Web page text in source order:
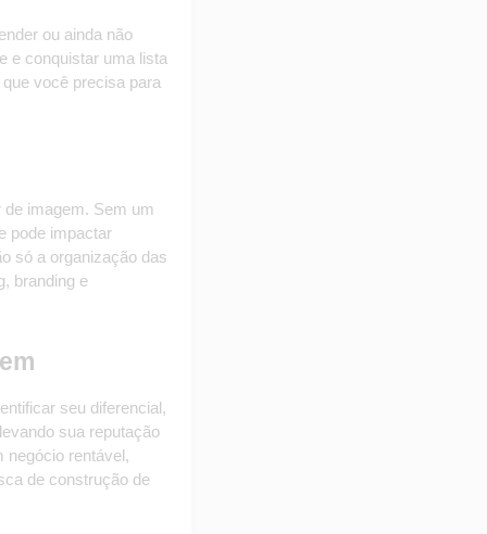
ou ainda não
e conquistar uma lista
você precisa para
de imagem. Sem um
pode impactar
só a organização das
branding e
seu diferencial,
sua reputação
negócio rentável,
de construção de